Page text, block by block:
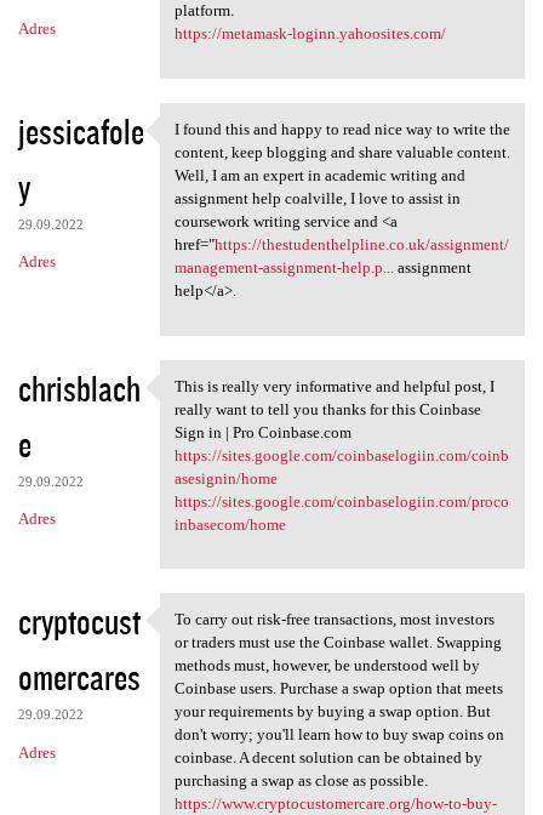
Adres
platform.
https://metamask-loginn.yahoosites.com/
jessicafole
y
29.09.2022
Adres
I found this and happy to
I found this and happy to read nice way to write the
content, keep blogging and share valuable content.
Well, I am an expert in academic writing and
assignment help coalville, I love to assist in
coursework writing service and <a
href="https://thestudenthelpline.co.uk/assignment/
management-assignment-help.p...assignment
help</a>.
chrisblach
e
29.09.2022
Adres
This is really very
This is really very informative and helpful post, I
really want to tell you thanks for this Coinbase
Sign in | Pro Coinbase.com
https://sites.google.com/coinbaselogiin.com/coinb
asesignin/home
https://sites.google.com/coinbaselogiin.com/proco
inbasecom/home
cryptocust
omercares
29.09.2022
Adres
To carry out risk-free
To carry out risk-free transactions, most investors
or traders must use the Coinbase wallet. Swapping
methods must, however, be understood well by
Coinbase users. Purchase a swap option that meets
your requirements by buying a swap option. But
don't worry; you'll learn how to buy swap coins on
coinbase. A decent solution can be obtained by
purchasing a swap as close as possible.
https://www.cryptocustomercare.org/how-to-buy-